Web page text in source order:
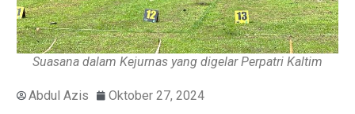
Suasana dalam Kejurnas yang digelar Perpatri Kaltim
Abdul Azis Oktober 27, 2024